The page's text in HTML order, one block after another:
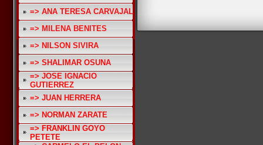
=> ANA TERESA CARVAJAL
=> MILENA BENITES
=> NILSON SIVIRA
=> SHALIMAR OSUNA
=> JOSE IGNACIO
GUTIERREZ
=> JUAN HERRERA
=> NORMAN ZARATE
=> FRANKLIN GOYO
PETETE